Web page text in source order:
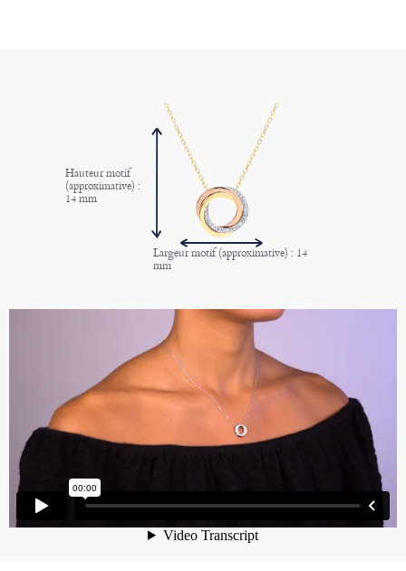
Hauteur motif
(approximative) :
14 mm
Largeur motif (approximative) : 14
mm